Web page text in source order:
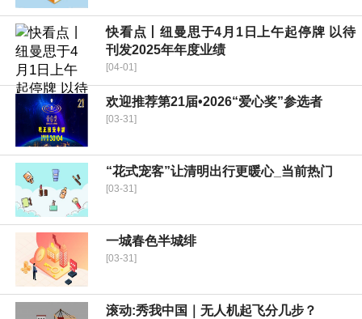
快看点丨纽曼思于4月1日上午起停牌 以待
刊发2025年年度业绩
[04-01]
欢迎推荐第21届•2026“爱心奖”参选者
[03-31]
“花式宠客”让清明出行更暖心_当前热门
[03-31]
一城春色半城绯
[03-31]
滚动:秀我中国｜无人机起飞分几步？